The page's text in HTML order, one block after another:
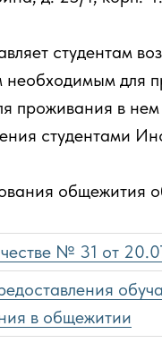
студентам
необходимым для
проживания в
студентами
общежития
№ 31 от
в общежитии